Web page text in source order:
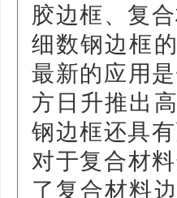
胶边框、复
细数钢边框
最新的应用
方日升推出
钢边框还具
对于复合材
了复合材料